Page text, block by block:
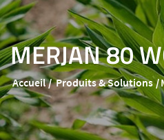
MERJAN 80
Accueil Produits & Solutions